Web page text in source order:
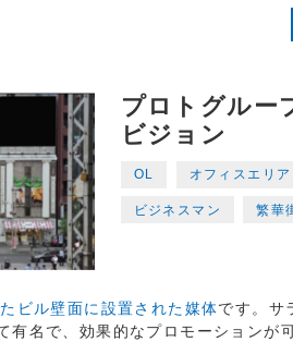
プロトグルー
ビジョン
OL オフィスエリア
ビジネスマン 繁華
ビル壁面に設置された媒体です。サ
有名で、効果的なプロモーションが